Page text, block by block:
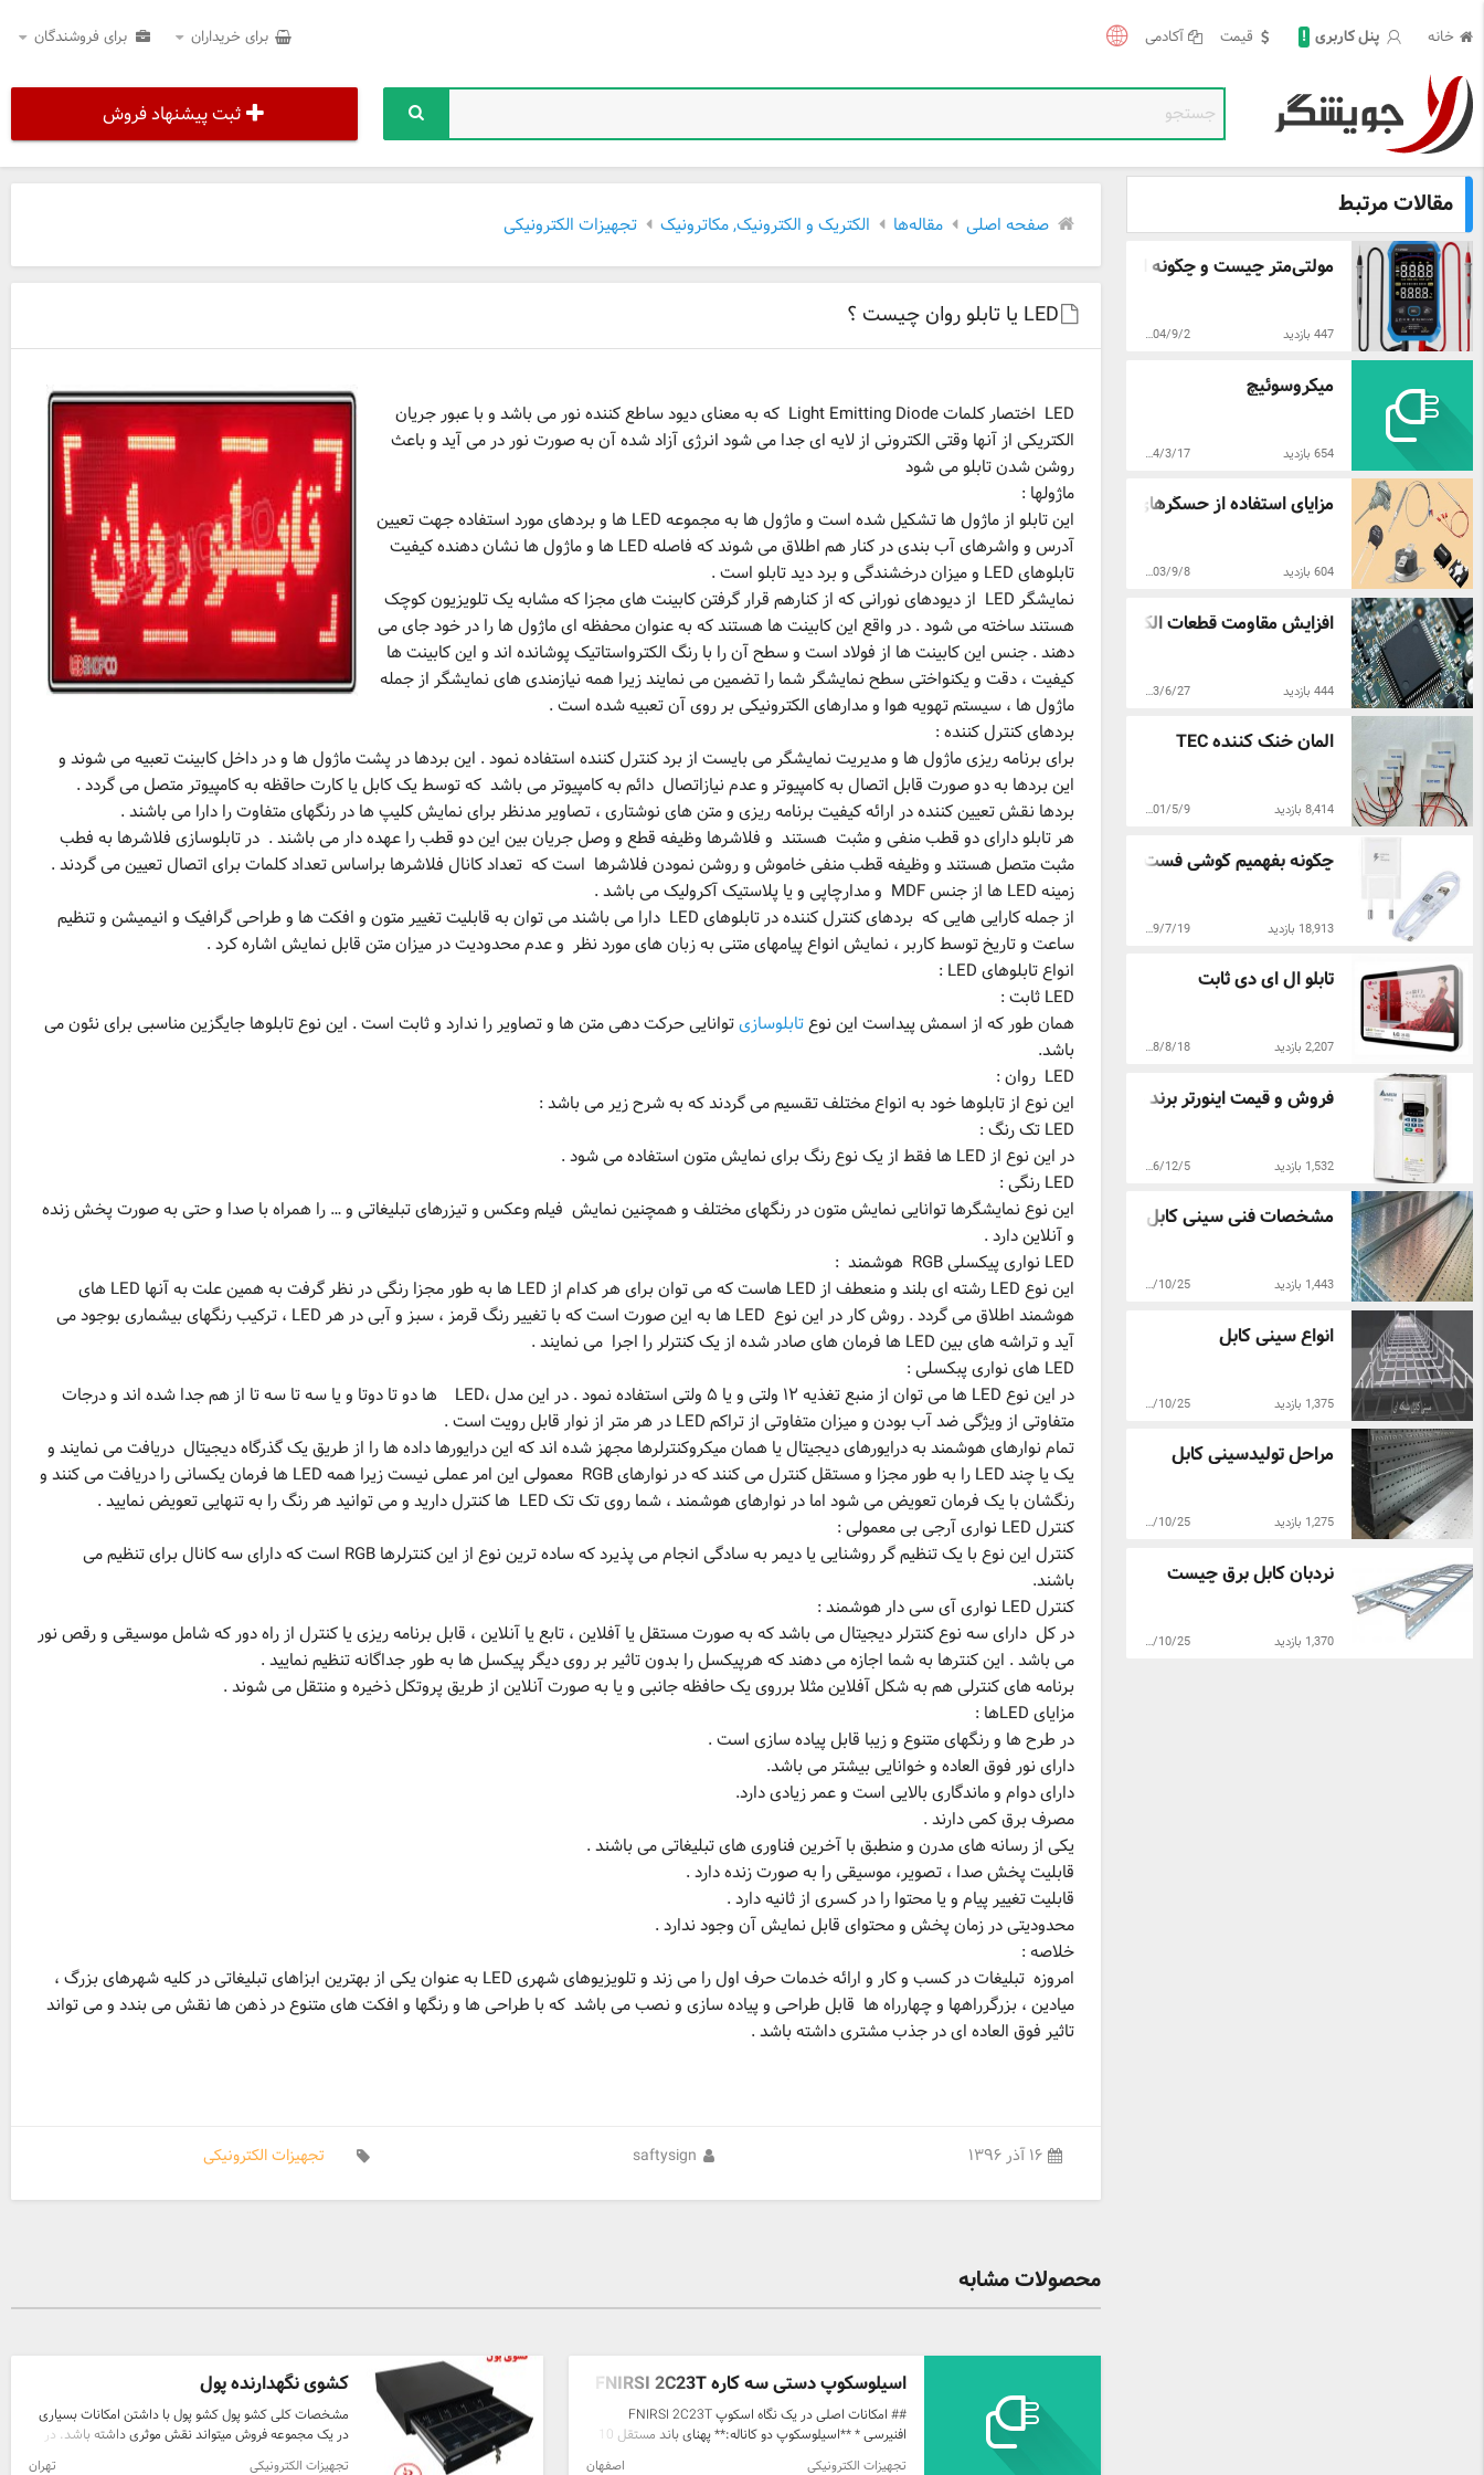
خانه پنل کاربری ! قیمت آکادمی برای خریداران برای فروشندگان
ثبت پیشنهاد فروش
مقالات مرتبط
مولتی‌متر چیست و چگونه از آن استفاده کنی ...
447 بازدید 1404/9/2
میکروسوئیچ
654 بازدید 1404/3/17
مزایای استفاده از حسگر‌های حرارتی در صنا ...
604 بازدید 1403/9/8
افزایش مقاومت قطعات الکترونیکی: یک بررسی ...
444 بازدید 1403/6/27
المان خنک کننده TEC
8,414 بازدید 1401/5/9
چگونه بفهمیم گوشی فست شارژ است
18,913 بازدید 1399/7/19
تابلو ال ای دی ثابت
2,207 بازدید 1398/8/18
فروش و قیمت اینورتر برند دلتا
1,532 بازدید 1396/12/5
مشخصات فنی سینی کابل گالوانیزه
1,443 بازدید 1395/10/25
انواع سینی کابل
1,375 بازدید 1395/10/25
مراحل تولیدسینی کابل
1,275 بازدید 1395/10/25
نردبان کابل برق چیست
1,370 بازدید 1395/10/25
صفحه اصلی مقاله‌ها الکتریک و الکترونیک, مکاترونیک تجهیزات الکترونیکی
LED یا تابلو روان چیست ؟
LED اختصار کلمات Light Emitting Diode که به معنای دیود ساطع کننده نور می باشد و با عبور جریان
الکتریکی از آنها وقتی الکترونی از لایه ای جدا می شود انرژی آزاد شده آن به صورت نور در می آید و باعث
روشن شدن تابلو می شود
ماژولها :
این تابلو از ماژول ها تشکیل شده است و ماژول ها به مجموعه LED ها و بردهای مورد استفاده جهت تعیین
آدرس و واشرهای آب بندی در کنار هم اطلاق می شوند که فاصله LED ها و ماژول ها نشان دهنده کیفیت
تابلوهای LED و میزان درخشندگی و برد دید تابلو است .
نمایشگر LED از دیودهای نورانی که از کنارهم قرار گرفتن کابینت های مجزا که مشابه یک تلویزیون کوچک
هستند ساخته می شود . در واقع این کابینت ها هستند که به عنوان محفظه ای ماژول ها را در خود جای می
دهند . جنس این کابینت ها از فولاد است و سطح آن را با رنگ الکترواستاتیک پوشانده اند و این کابینت ها
کیفیت ، دقت و یکنواختی سطح نمایشگر شما را تضمین می نمایند زیرا همه نیازمندی های نمایشگر از جمله
ماژول ها ، سیستم تهویه هوا و مدارهای الکترونیکی بر روی آن تعبیه شده است .
بردهای کنترل کننده :
برای برنامه ریزی ماژول ها و مدیریت نمایشگر می بایست از برد کنترل کننده استفاده نمود . این بردها در پشت ماژول ها و در داخل کابینت تعبیه می شوند و
این بردها به دو صورت قابل اتصال به کامپیوتر و عدم نیازاتصال دائم به کامپیوتر می باشد که توسط یک کابل یا کارت حاقظه به کامپیوتر متصل می گردد .
بردها نقش تعیین کننده در ارائه کیفیت برنامه ریزی و متن های نوشتاری ، تصاویر مدنظر برای نمایش کلیپ ها در رنگهای متفاوت را دارا می باشند .
هر تابلو دارای دو قطب منفی و مثبت هستند و فلاشرها وظیفه قطع و وصل جریان بین این دو قطب را عهده دار می باشند . در تابلوسازی فلاشرها به فطب
مثبت متصل هستند و وظیفه قطب منفی خاموش و روشن نمودن فلاشرها است که تعداد کانال فلاشرها براساس تعداد کلمات برای اتصال تعیین می گردند .
زمینه LED ها از جنس MDF و مدارچاپی و یا پلاستیک آکرولیک می باشد .
از جمله کارایی هایی که بردهای کنترل کننده در تابلوهای LED دارا می باشند می توان به قابلیت تغییر متون و افکت ها و طراحی گرافیک و انیمیشن و تنظیم
ساعت و تاریخ توسط کاربر ، نمایش انواع پیامهای متنی به زبان های مورد نظر و عدم محدودیت در میزان متن قابل نمایش اشاره کرد .
انواع تابلوهای LED :
LED ثابت :
همان طور که از اسمش پیداست این نوعتابلوسازیتوانایی حرکت دهی متن ها و تصاویر را ندارد و ثابت است . این نوع تابلوها جایگزین مناسبی برای نئون می
باشد.
LED روان :
این نوع از تابلوها خود به انواع مختلف تقسیم می گردند که به شرح زیر می باشد :
LED تک رنگ :
در این نوع از LED ها فقط از یک نوع رنگ برای نمایش متون استفاده می شود .
LED رنگی :
این نوع نمایشگرها توانایی نمایش متون در رنگهای مختلف و همچنین نمایش فیلم وعکس و تیزرهای تبلیغاتی و … را همراه با صدا و حتی به صورت پخش زنده
و آنلاین دارد .
LED نواری پیکسلی RGB هوشمند :
این نوع LED رشته ای بلند و منعطف از LED هاست که می توان برای هر کدام از LED ها به طور مجزا رنگی در نظر گرفت به همین علت به آنها LED های
هوشمند اطلاق می گردد . روش کار در این نوع LED ها به این صورت است که با تغییر رنگ قرمز ، سبز و آبی در هر LED ، ترکیب رنگهای بیشماری بوجود می
آید و تراشه های بین LED ها فرمان های صادر شده از یک کنترلر را اجرا می نمایند .
LED های نواری پبکسلی :
در این نوع LED ها می توان از منبع تغذیه ۱۲ ولتی و یا ۵ ولتی استفاده نمود . در این مدل ،LED ها دو تا دوتا و یا سه تا سه تا از هم جدا شده اند و درجات
متفاوتی از ویژگی ضد آب بودن و میزان متفاوتی از تراکم LED در هر متر از نوار قابل رویت است .
تمام نوارهای هوشمند به درایورهای دیجیتال یا همان میکروکنترلرها مجهز شده اند که این درایورها داده ها را از طریق یک گذرگاه دیجیتال دریافت می نمایند و
یک یا چند LED را به طور مجزا و مستقل کنترل می کنند که در نوارهای RGB معمولی این امر عملی نیست زیرا همه LED ها فرمان یکسانی را دریافت می کنند و
رنگشان با یک فرمان تعویض می شود اما در نوارهای هوشمند ، شما روی تک تک LED ها کنترل دارید و می توانید هر رنگ را به تنهایی تعویض نمایید .
کنترل LED نواری آرجی بی معمولی :
کنترل این نوع با یک تنظیم گر روشنایی یا دیمر به سادگی انجام می پذیرد که ساده ترین نوع از این کنترلرها RGB است که دارای سه کانال برای تنظیم می
باشند.
کنترل LED نواری آی سی دار هوشمند :
در کل دارای سه نوع کنترلر دیجیتال می باشد که به صورت مستقل یا آفلاین ، تابع یا آنلاین ، قابل برنامه ریزی یا کنترل از راه دور که شامل موسیقی و رقص نور
می باشد . این کنترها به شما اجازه می دهند که هرپیکسل را بدون تاثیر بر روی دیگر پیکسل ها به طور جداگانه تنظیم نمایید .
برنامه های کنترلی هم به شکل آفلاین مثلا برروی یک حافظه جانبی و یا به صورت آنلاین از طریق پروتکل ذخیره و منتقل می شوند .
مزایای LEDها :
در طرح ها و رنگهای متنوع و زیبا قابل پیاده سازی است .
دارای نور فوق العاده و خوانایی بیشتر می باشد.
دارای دوام و ماندگاری بالایی است و عمر زیادی دارد.
مصرف برق کمی دارند .
یکی از رسانه های مدرن و منطبق با آخرین فناوری های تبلیغاتی می باشند .
قابلیت پخش صدا ، تصویر، موسیقی را به صورت زنده دارد .
قابلیت تغییر پیام و یا محتوا را در کسری از ثانیه دارد .
محدودیتی در زمان پخش و محتوای قابل نمایش آن وجود ندارد .
خلاصه :
امروزه تبلیغات در کسب و کار و ارائه خدمات حرف اول را می زند و تلویزیوهای شهری LED به عنوان یکی از بهترین ابزاهای تبلیغاتی در کلیه شهرهای بزرگ ،
میادین ، بزرگرراهها و چهارراه ها قابل طراحی و پیاده سازی و نصب می باشد که با طراحی ها و رنگها و افکت های متنوع در ذهن ها نقش می بندد و می تواند
تاثیر فوق العاده ای در جذب مشتری داشته باشد .
تجهیزات الکترونیکی
محصولات مشابه
اسیلوسکوپ دستی سه کاره FNIRSI 2C23T
## امکانات اصلی در یک نگاه اسکوپ FNIRSI 2C23T
افنیرسی * **اسیلوسکوپ دو کاناله:** پهنای باند مستقل 10
تجهیزات الکترونیکی اصفهان
کشوی نگهدارنده پول
مشخصات کلی کشو پول کشو پول با داشتن امکانات بسیاری
در یک مجموعه فروش میتواند نقش موثری داشته باشد. در
تجهیزات الکترونیکی تهران